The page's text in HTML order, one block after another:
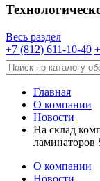
Весь раздел
+7 (812) 611-10-40
Главная
О компании
Новости
На склад
ламинаторов
О компании
Новости